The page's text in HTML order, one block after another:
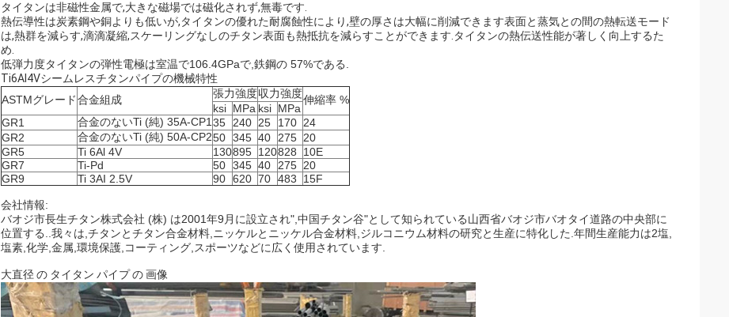
タイタンは非磁性金属で,大きな磁場では磁化されず,無毒です.
熱伝導性は炭素鋼や銅よりも低いが,タイタンの優れた耐腐蝕性により,壁の厚さは大幅に削減できます表面と蒸気との間の熱転送モード
は,熱群を減らす,滴滴凝縮,スケーリングなしのチタン表面も熱抵抗を減らすことができます.タイタンの熱伝送性能が著しく向上するた
め.
低弾力度タイタンの弾性電極は室温で106.4GPaで,鉄鋼の 57%である.
Ti6Al4Vシームレスチタンパイプの機械特性
ASTMグレード合金組成 張力強度収力強度伸縮率 %
ksi MPa ksi MPa
GR1
合金のないTi (純) 35A-CP1 35 240 25 170 24
GR2
合金のないTi (純) 50A-CP250 345 40 275 20
GR5
Ti 6Al 4V 130895 120828
10E
GR7
Ti-Pd 50 345 40 275 20
GR9
Ti 3AI 2.5V 90 620 70 483 15F
会社情報:
バオジ市長生チタン株式会社 (株) は2001年9月に設立され",中国チタン谷"として知られている山西省バオジ市バオタイ道路の中央部に
位置する..我々は,チタンとチタン合金材料,ニッケルとニッケル合金材料,ジルコニウム材料の研究と生産に特化した.年間生産能力は2塩,
塩素,化学,金属,環境保護,コーティング,スポーツなどに広く使用されています.
大直径 の タイタン パイプ の 画像